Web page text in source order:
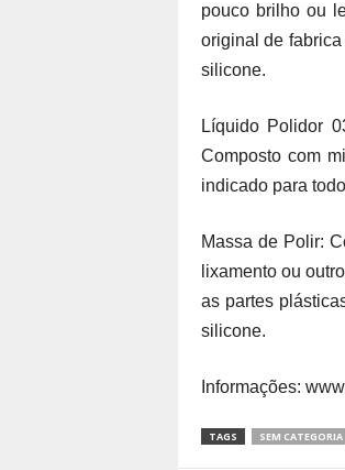
pouco brilho ou
original de
silicone.
Líquido Polidor
Composto com
indicado para
Massa de Polir:
lixamento ou
as partes
silicone.
Informações:
TAGS SEM CATEGORIA